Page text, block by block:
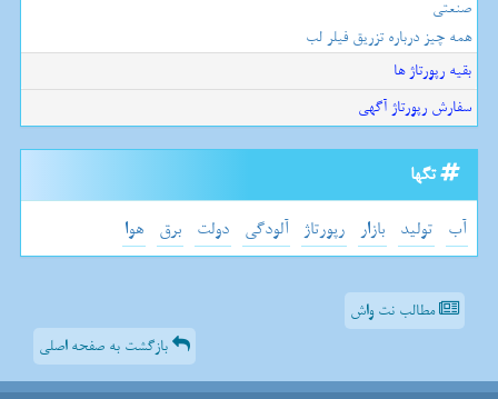
صنعتی
همه چیز درباره تزریق فیلر لب
بقیه رپورتاژ ها
سفارش رپورتاژ آگهی
تگها
آب تولید بازار رپورتاژ آلودگی دولت برق هوا
مطالب نت واش
بازگشت به صفحه اصلی